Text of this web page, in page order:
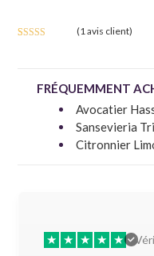
notation
(1 avis client)
FRÉQUEMMENT
Avocatier
Sansevieria
Citronnier
★ ★ ★ ★ ★